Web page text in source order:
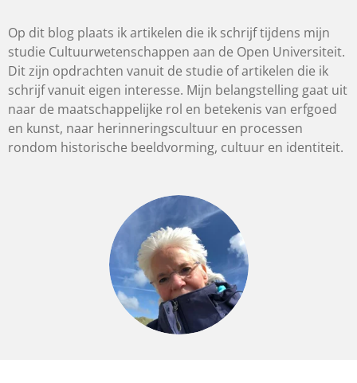
Op dit blog plaats ik artikelen die ik schrijf tijdens mijn
studie Cultuurwetenschappen aan de Open Universiteit.
Dit zijn opdrachten vanuit de studie of artikelen die ik
schrijf vanuit eigen interesse. Mijn belangstelling gaat uit
naar de maatschappelijke rol en betekenis van erfgoed
en kunst, naar herinneringscultuur en processen
rondom historische beeldvorming, cultuur en identiteit.